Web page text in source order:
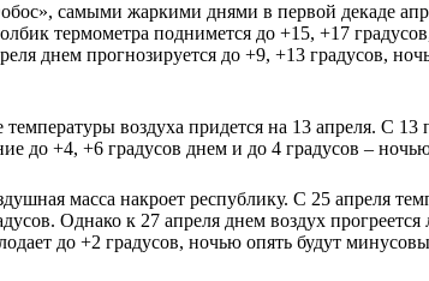
самыми жаркими днями в первой декаде
термометра поднимется до +15, +17
днем прогнозируется до +9, +13 градусов,
воздуха придется на 13 апреля. С 13
до +4, +6 градусов днем и до 4 градусов –
масса накроет республику. С 25 апреля
Однако к 27 апреля днем воздух
до +2 градусов, ночью опять будут